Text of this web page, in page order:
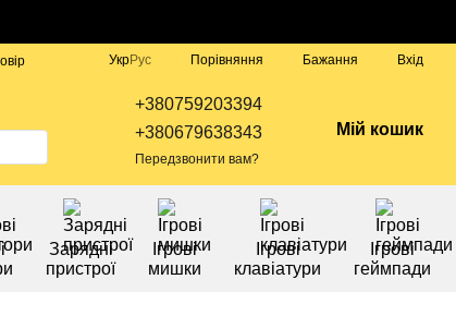
УкрРус Порівняння Бажання Вхід
+380759203394
+380679638343
Передзвонити вам?
Мій кошик
Зарядні
пристрої
Ігрові
мишки
Ігрові
клавіатури
Ігрові
геймпади